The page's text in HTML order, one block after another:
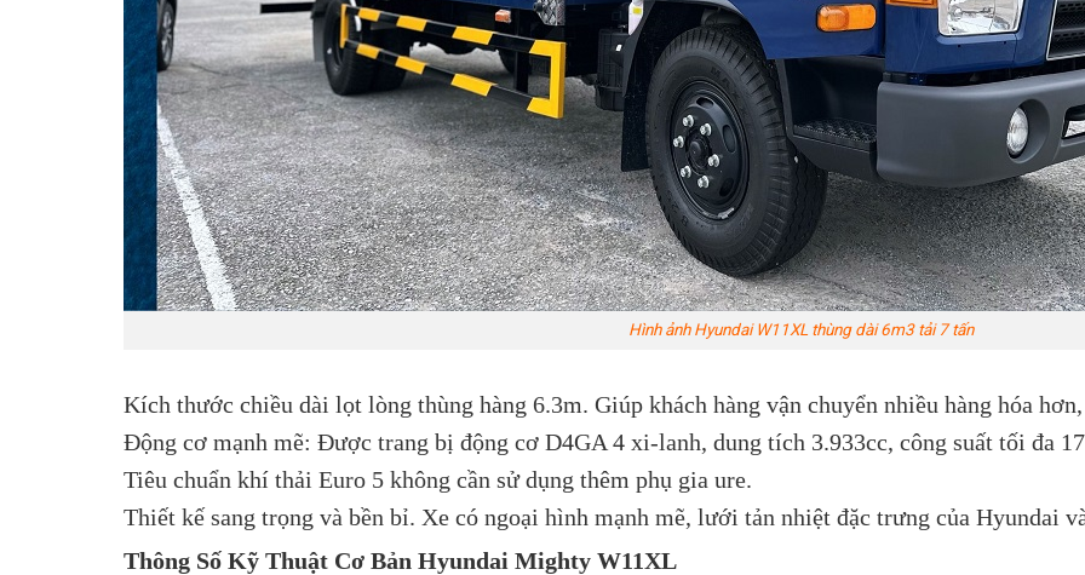
Hình ảnh Hyundai W11XL thùng dài 6m3 tải 7 tấn
Kích thước chiều dài lọt lòng thùng hàng 6.3m. Giúp khách hàng vận chuyển nhiều hàng hóa
Động cơ mạnh mẽ: Được trang bị động cơ D4GA 4 xi-lanh, dung tích 3.933cc, công suất tối đa
Tiêu chuẩn khí thải Euro 5 không cần sử dụng thêm phụ gia ure.
Thiết kế sang trọng và bền bỉ. Xe có ngoại hình mạnh mẽ, lưới tản nhiệt đặc trưng của Hyundai
Thông Số Kỹ Thuật Cơ Bản Hyundai Mighty W11XL